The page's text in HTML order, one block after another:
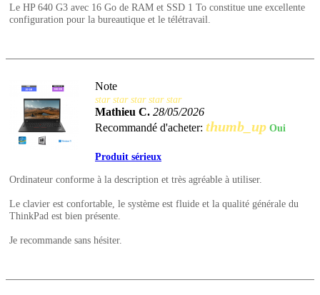
Le HP 640 G3 avec 16 Go de RAM et SSD 1 To constitue une excellente
configuration pour la bureautique et le télétravail.
Note
star star star star star
Mathieu C. 28/05/2026
Recommandé d'acheter: thumb_up Oui
Produit sérieux
Ordinateur conforme à la description et très agréable à utiliser.
Le clavier est confortable, le système est fluide et la qualité générale du
ThinkPad est bien présente.
Je recommande sans hésiter.